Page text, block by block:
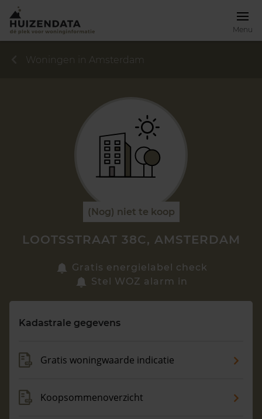
Menu
Zoek een woning
Maandag t/m vrijdag - 08:00 -18:00
Woningen in Amsterdam
(Nog) niet te koop
LOOTSSTRAAT 38C, AMSTERDAM
Gratis energielabel check
Stel WOZ alarm in
Kadastrale gegevens
Gratis woningwaarde indicatie
Koopsommenoverzicht